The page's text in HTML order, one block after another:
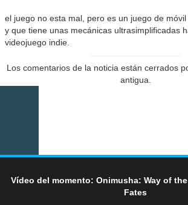
el juego no esta mal, pero es un juego de
y que tiene unas mecánicas ultrasimplificadas
videojuego indie.
Los comentarios de la noticia están cerrados
antigua.
Vídeo del momento: Onimusha: Way of
Fates